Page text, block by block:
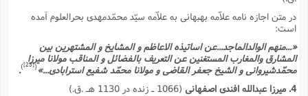
در متن اجازه نامه علاّمه بهبهانى به علاّمه سیّد محمّدمهدى بحرالعلوم آمده
است:
«...منهم الوالدالماجد...عن اساتیذه الاعاظم و المشایخ و المشتهرین بین
المشارق والمغارب المستغنین عن التعریف بالفضائل و المناقب مولانا میرزا
محمّدشیروانى و الشیخ جعفر القاضى و مولانا محمّد شفیع استرابادى...»(
[23]
)
.
4. میرزا عبدالله افندى اصفهانى
(1066 ـ زنده در 1130 هـ .ق.)